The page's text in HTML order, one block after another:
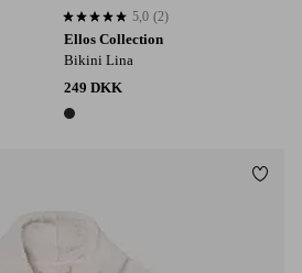
Ellos Collection
Bikini Lina
249 DKK
1 farve
5,0 baseret på 2 bedømmelser
5,0 (2)